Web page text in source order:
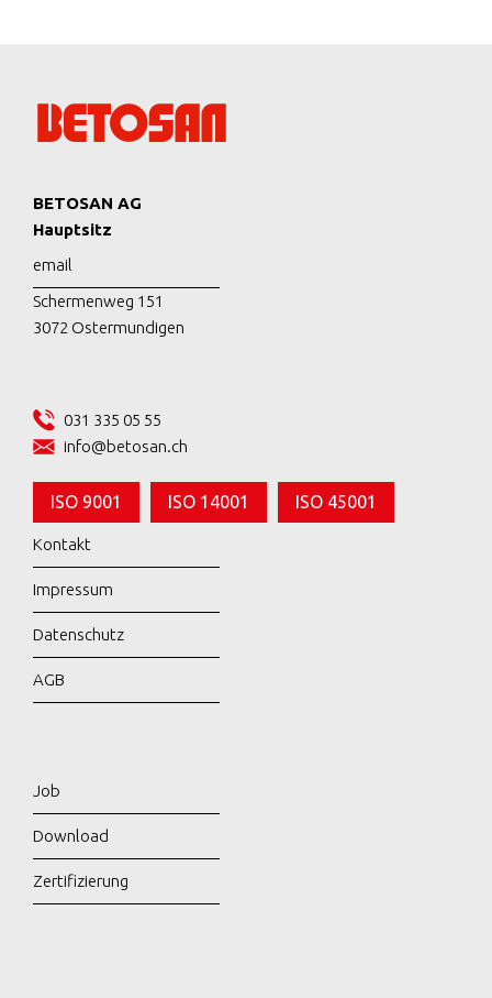
BETOSAN AG
Hauptsitz
email
Schermenweg 151
3072 Ostermundigen
031 335 05 55
info@betosan.ch
ISO 9001 ISO 14001 ISO 45001
Kontakt
Impressum
Datenschutz
AGB
Job
Download
Zertifizierung